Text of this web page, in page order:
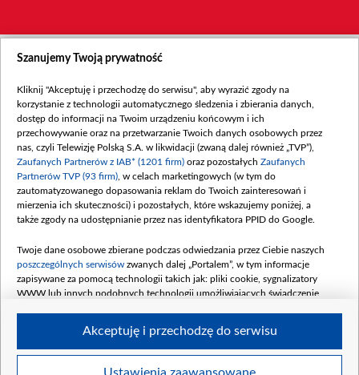
Szanujemy Twoją prywatność
Kliknij "Akceptuję i przechodzę do serwisu", aby wyrazić zgody na
korzystanie z technologii automatycznego śledzenia i zbierania danych,
dostęp do informacji na Twoim urządzeniu końcowym i ich
przechowywanie oraz na przetwarzanie Twoich danych osobowych przez
nas, czyli Telewizję Polską S.A. w likwidacji (zwaną dalej również „TVP”),
Zaufanych Partnerów z IAB* (1201 firm) oraz pozostałych Zaufanych
Partnerów TVP (93 firm) , w celach marketingowych (w tym do
zautomatyzowanego dopasowania reklam do Twoich zainteresowań i
mierzenia ich skuteczności) i pozostałych, które wskazujemy poniżej, a
także zgody na udostępnianie przez nas identyfikatora PPID do Google.
Twoje dane osobowe zbierane podczas odwiedzania przez Ciebie naszych
poszczególnych serwisów zwanych dalej „Portalem”, w tym informacje
zapisywane za pomocą technologii takich jak: pliki cookie, sygnalizatory
WWW lub innych podobnych technologii umożliwiających świadczenie
Twoje dane osobowe zbierane podczas odwiedzania przez Ciebie
Akceptuję i przechodzę do serwisu